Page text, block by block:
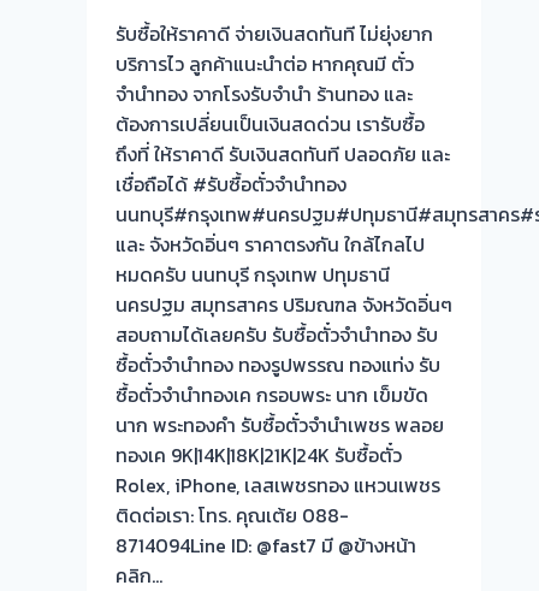
รับซื้อให้ราคาดี จ่ายเงินสดทันที ไม่ยุ่งยาก
บริการไว ลูกค้าแนะนำต่อ หากคุณมี ตั๋ว
จำนำทอง จากโรงรับจำนำ ร้านทอง และ
ต้องการเปลี่ยนเป็นเงินสดด่วน เรารับซื้อ
ถึงที่ ให้ราคาดี รับเงินสดทันที ปลอดภัย และ
เชื่อถือได้ #รับซื้อตั๋วจำนำทอง
นนทบุรี#กรุงเทพ#นครปฐม#ปทุมธานี#สมุทรสาคร#
และ จังหวัดอิ่นๆ ราคาตรงกัน ใกล้ไกลไป
หมดครับ นนทบุรี กรุงเทพ ปทุมธานี
นครปฐม สมุทรสาคร ปริมณฑล จังหวัดอิ่นๆ
สอบถามได้เลยครับ รับซื้อตั๋วจำนำทอง รับ
ซื้อตั๋วจำนำทอง ทองรูปพรรณ ทองแท่ง รับ
ซื้อตั๋วจำนำทองเค กรอบพระ นาก เข็มขัด
นาก พระทองคำ รับซื้อตั๋วจำนำเพชร พลอย
ทองเค 9K|14K|18K|21K|24K รับซื้อตั๋ว
Rolex, iPhone, เลสเพชรทอง แหวนเพชร
ติดต่อเรา: โทร. คุณเต้ย 088-
8714094Line ID: @fast7 มี @ข้างหน้า
คลิก…